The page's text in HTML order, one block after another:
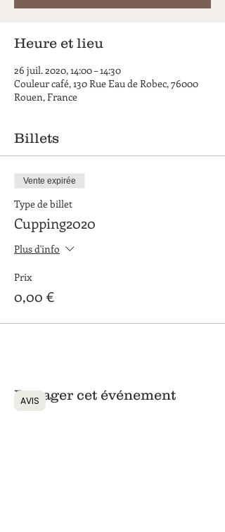
Heure et lieu
26 juil. 2020, 14:00 – 14:30
Couleur café, 130 Rue Eau de Robec, 76000
Rouen, France
Billets
Vente expirée
Type de billet
Cupping2020
Plus d'info
Prix
0,00 €
Partager cet événement
AVIS